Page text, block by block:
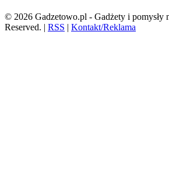
© 2026 Gadzetowo.pl - Gadżety i pomysły
Reserved. | RSS | Kontakt/Reklama